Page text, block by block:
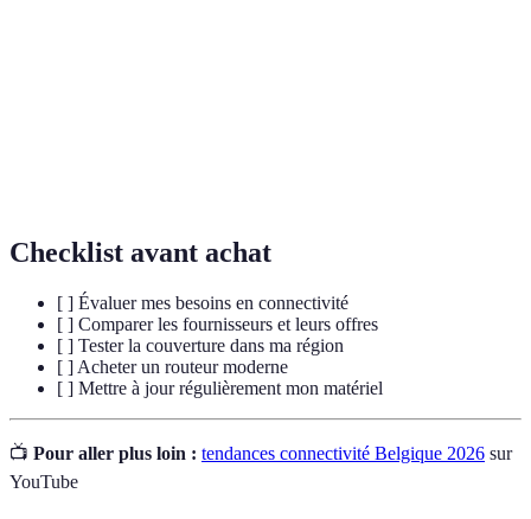
Checklist avant achat
[ ] Évaluer mes besoins en connectivité
[ ] Comparer les fournisseurs et leurs offres
[ ] Tester la couverture dans ma région
[ ] Acheter un routeur moderne
[ ] Mettre à jour régulièrement mon matériel
📺 Pour aller plus loin : tendances connectivité Belgique 2026 sur
YouTube